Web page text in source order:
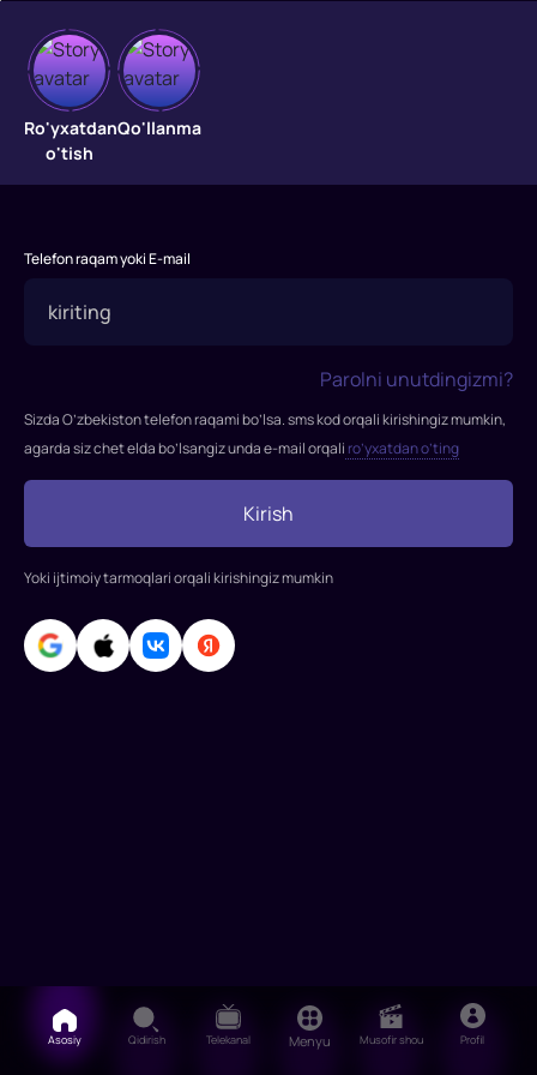
Nozik
qo'llar
"Nozik
1979-
tasvirga
Franko
Kastelano,
Chelentano,
Eleanor
Giorgi,
Jon
Ro'yxatdan
o'tish
Qo'llanma
Telefon raqam yoki E-mail
Parolni unutdingizmi?
Sizda O’zbekiston telefon raqami bo’lsa. sms kod orqali kirishingiz mumkin,
agarda siz chet elda bo’lsangiz unda e-mail orqali ro’yxatdan o’ting
Kirish
Yoki ijtimoiy tarmoqlari orqali kirishingiz mumkin
Asosiy Qidirish Telekanal Menyu Musofir shou Profil